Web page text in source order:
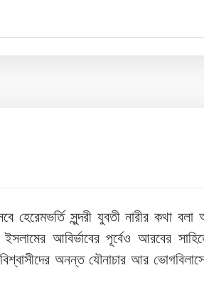
হেরেমভর্তি সুন্দরী যুবতী নারীর কথা
আবির্ভাবের পূর্বেও আরবের
অনন্ত যৌনাচার আর